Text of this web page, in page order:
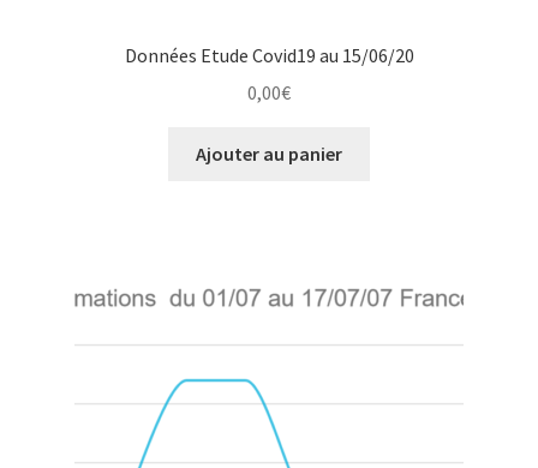
Données Etude Covid19 au 15/06/20
0,00€
Ajouter au panier